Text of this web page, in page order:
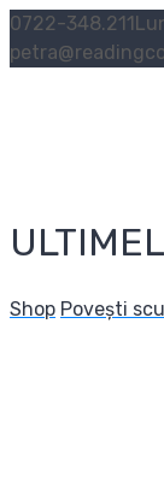
0722-348.211
Shop Povești